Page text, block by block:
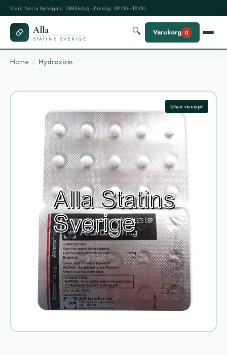
Klara Norra Kyrkogata 15Måndag–Fredag: 09:00–18:00
Alla
STATINS SVERIGE
🔍 Varukorg 0
Home Hydroxizin
Utan recept